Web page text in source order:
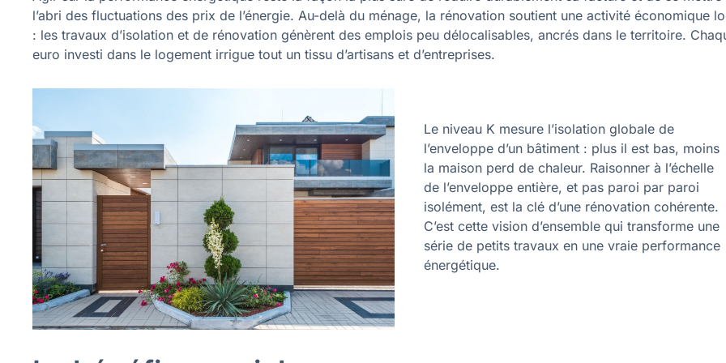
l’abri des fluctuations des prix de l’énergie. Au-delà du ménage, la rénovation soutient une activité économique
: les travaux d’isolation et de rénovation génèrent des emplois peu délocalisables, ancrés dans le territoire.
euro investi dans le logement irrigue tout un tissu d’artisans et d’entreprises.
Le niveau K mesure l’isolation globale de
l’enveloppe d’un bâtiment : plus il est bas, moins
la maison perd de chaleur. Raisonner à l’échelle
de l’enveloppe entière, et pas paroi par paroi
isolément, est la clé d’une rénovation cohérente.
C’est cette vision d’ensemble qui transforme une
série de petits travaux en une vraie performance
énergétique.